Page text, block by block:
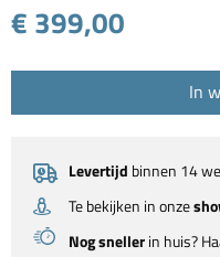
€ 399,00
In
Levertijd binnen 14
Te bekijken in onze
Nog snellerin huis?